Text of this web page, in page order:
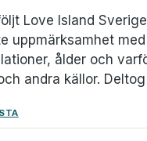
Love Island
uppmärksamhet
ålder och
andra källor.